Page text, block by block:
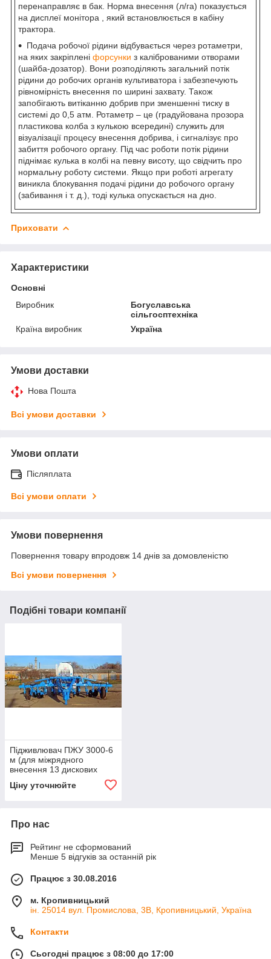
перенаправляє в бак. Норма внесення (л/га) показується
на дисплеї монітора , який встановлюється в кабіну
трактора.
Подача робочої рідини відбувається через ротаметри,
на яких закріплені форсунки з каліброваними отворами
(шайба-дозатор). Вони розподіляють загальний потік
рідини до робочих органів культиватора і забезпечують
рівномірність внесення по ширині захвату. Також
запобігають витіканню добрив при зменшенні тиску в
системі до 0,5 атм. Ротаметр – це (градуйована прозора
пластикова колба з кулькою всередині) служить для
візуалізації процесу внесення добрива, і сигналізує про
забиття робочого органу. Під час роботи потік рідини
піднімає кулька в колбі на певну висоту, що свідчить про
нормальну роботу системи. Якщо при роботі агрегату
виникла блокування подачі рідини до робочого органу
(забивання і т. д.), тоді кулька опускається на дно.
Приховати
Характеристики
Основні
Виробник
Богуславська
сільгосптехніка
Країна виробник
Україна
Умови доставки
Нова Пошта
Всі умови доставки
Умови оплати
Післяплата
Всі умови оплати
Умови повернення
Повернення товару впродовж 14 днів за домовленістю
Всі умови повернення
Подібні товари компанії
Підживлювач ПЖУ 3000-6
м (для міжрядного
внесення 13 дискових
Ціну уточнюйте
Про нас
Рейтинг не сформований
Менше 5 відгуків за останній рік
Працює з 30.08.2016
м. Кропивницький
ін. 25014 вул. Промислова, 3В, Кропивницький, Україна
Контакти
Сьогодні працює з 08:00 до 17:00